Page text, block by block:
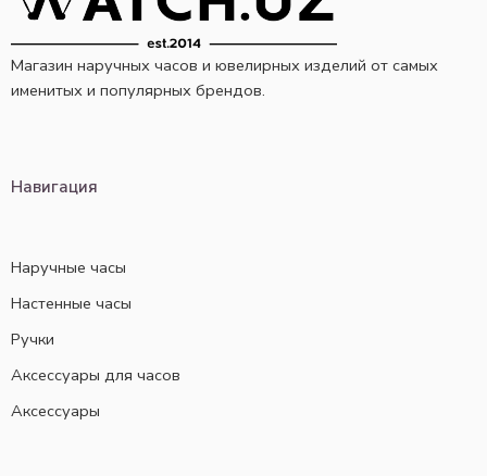
Магазин наручных часов и ювелирных изделий от самых
именитых и популярных брендов.
Навигация
Наручные часы
Настенные часы
Ручки
Аксессуары для часов
Аксессуары